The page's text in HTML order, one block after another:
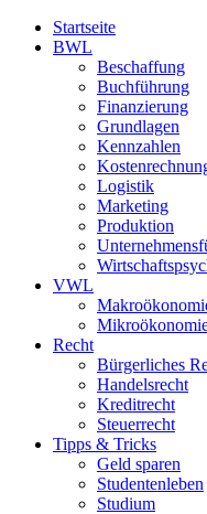
Startseite
BWL
Beschaffung
Buchführung
Finanzierung
Grundlagen
Kennzahlen
Logistik
Marketing
Produktion
VWL
Recht
Bürgerliches
Handelsrecht
Kreditrecht
Steuerrecht
Tipps & Tricks
Geld sparen
Studentenleben
Studium